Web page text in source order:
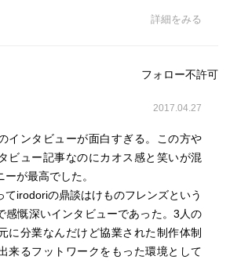
には喫茶店がありました。店長さん
テリーが充電できるのですが、2時間も
間に、アルカパさんの悩み、お客さん
カバンちゃんが思いつき、皆でそれを
パリバスは動き出します。
砂に足を取られて、バスが立ち往生。
コのフレンズが落ちてきます。
で、砂嵐に巻き込まれる前にその場か
ました。
導して貰い、しかたから来る強い照り
事が出来ました。
詳細をみる
フォロー不許可
2017.04.27
インタビューが面白すぎる。この方や
ビュー記事なのにカオス感と笑いが混
が最高でした。
てirodoriの鼎談はけものフレンズという
感慨深いインタビューであった。3人の
に分業なんだけど協業された制作体制
来るフットワークをもった環境として